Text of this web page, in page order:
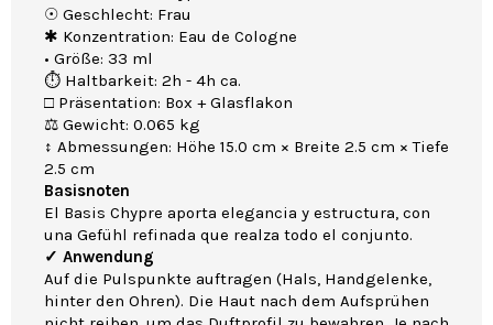
☉ Geschlecht: Frau
✱ Konzentration: Eau de Cologne
• Größe: 33 ml
⏱ Haltbarkeit: 2h - 4h ca.
□ Präsentation: Box + Glasflakon
⚖ Gewicht: 0.065 kg
↕ Abmessungen: Höhe 15.0 cm × Breite 2.5 cm × Tiefe
2.5 cm
Basisnoten
El Basis Chypre aporta elegancia y estructura, con
una Gefühl refinada que realza todo el conjunto.
✓ Anwendung
Auf die Pulspunkte auftragen (Hals, Handgelenke,
hinter den Ohren). Die Haut nach dem Aufsprühen